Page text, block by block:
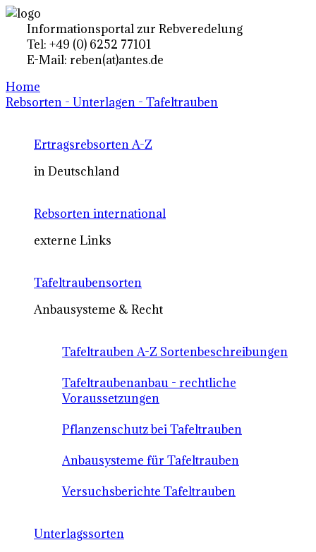
Informationsportal zur Rebveredelung
Tel: +49 (0) 6252 77101
E-Mail: reben(at)antes.de
Home
Rebsorten - Unterlagen - Tafeltrauben
Ertragsrebsorten A-Z
in Deutschland
Rebsorten international
externe Links
Tafeltraubensorten
Anbausysteme & Recht
Tafeltrauben A-Z Sortenbeschreibungen
Tafeltraubenanbau - rechtliche
Voraussetzungen
Pflanzenschutz bei Tafeltrauben
Anbausysteme für Tafeltrauben
Versuchsberichte Tafeltrauben
Unterlagssorten